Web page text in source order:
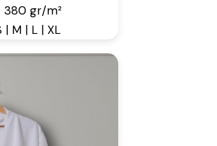
380 gr/m²
M | L | XL